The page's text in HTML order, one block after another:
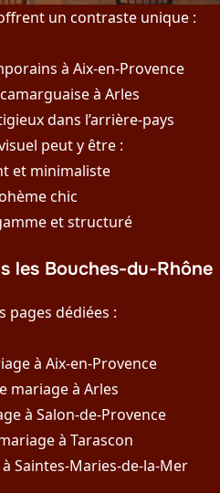
un contraste unique :
à Aix-en-Provence
à Arles
dans l’arrière-pays
peut y être :
et minimaliste
chic
et structuré
les Bouches-du-Rhône
pages dédiées :
à Aix-en-Provence
mariage à Arles
à Salon-de-Provence
à Tarascon
Saintes-Maries-de-la-Mer